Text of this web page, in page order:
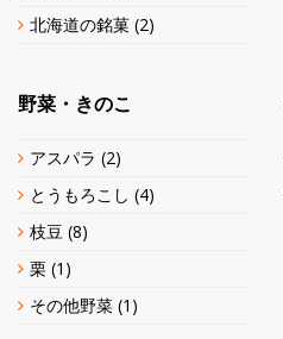
北海道の銘菓 (2)
野菜・きのこ
アスパラ (2)
とうもろこし (4)
枝豆 (8)
栗 (1)
その他野菜 (1)